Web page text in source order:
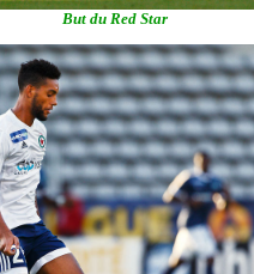
But du Red Star